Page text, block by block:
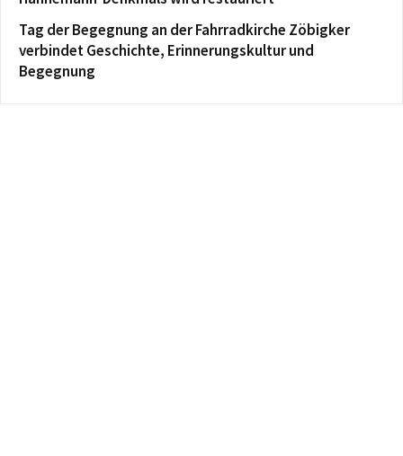
Tag der Begegnung an der Fahrradkirche Zöbigker
verbindet Geschichte, Erinnerungskultur und
Begegnung